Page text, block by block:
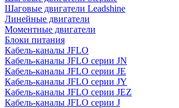
Шаговые двигатели Leadshine
Линейные двигатели
Моментные двигатели
Блоки питания
Кабель-каналы JFLO
Кабель-каналы JFLO серии JN
Кабель-каналы JFLO серии JE
Кабель-каналы JFLO серии JY
Кабель-каналы JFLO серии JEZ
Кабель-каналы JFLO серии J